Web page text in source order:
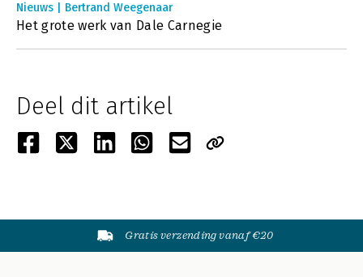
Nieuws | Bertrand Weegenaar
Het grote werk van Dale Carnegie
Deel dit artikel
Gratis verzending vanaf €20